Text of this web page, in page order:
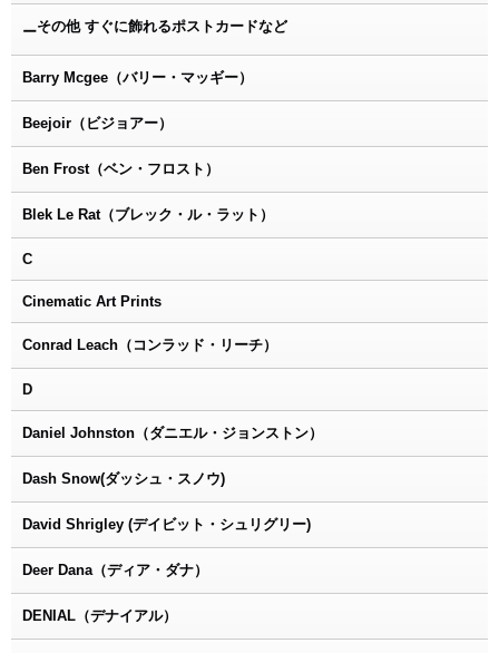
ーその他 すぐに飾れるポストカードなど
Barry Mcgee（バリー・マッギー）
Beejoir（ビジョアー）
Ben Frost（ベン・フロスト）
Blek Le Rat（ブレック・ル・ラット）
C
Cinematic Art Prints
Conrad Leach（コンラッド・リーチ）
D
Daniel Johnston（ダニエル・ジョンストン）
Dash Snow(ダッシュ・スノウ)
David Shrigley (デイビット・シュリグリー)
Deer Dana（ディア・ダナ）
DENIAL（デナイアル）